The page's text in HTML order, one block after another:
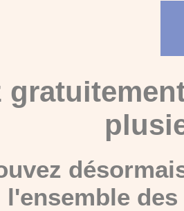
l'ensemble